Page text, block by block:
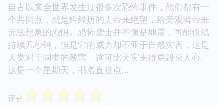
自古以来全世界发生过很多次恐怖事件，他们都有一
个共同点，就是给经历的人带来绝望，给旁观者带来
无法想象的恐惧。恐怖袭击并不像是地震，可能也就
持续几秒钟，但是它的威力却不亚于自然灾害，这是
人类对于同类的残害，这可比天灾来得更毁灭人心。
这是一个星期天，书名直接点...
评分 ☆☆☆☆☆